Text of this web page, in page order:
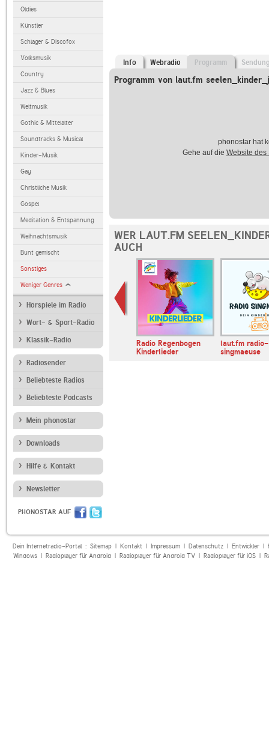
Oldies
Künstler
Schlager & Discofox
Volksmusik
Country
Jazz & Blues
Weltmusik
Gothic & Mittelalter
Soundtracks & Musical
Kinder-Musik
Gay
Christliche Musik
Gospel
Meditation & Entspannung
Weihnachtsmusik
Bunt gemischt
Sonstiges
Weniger Genres
Hörspiele im Radio
Wort- & Sport-Radio
Klassik-Radio
Radiosender
Beliebteste Radios
Beliebteste Podcasts
Mein phonostar
Downloads
Hilfe & Kontakt
Newsletter
PHONOSTAR AUF
Info Webradio Programm
Programm von laut.fm
phonostar hat
Gehe auf die Website des
WER LAUT.FM
AUCH
laut.fm kinderlieder
Radio Regenbogen
Kinderlieder
laut.fm radio-
singmaeuse
Dein Internetradio-Portal : Sitemap| Kontakt| Impressum| Datenschutz| Entwickler|
Windows| Radioplayer für Android| Radioplayer für Android TV| Radioplayer für iOS|